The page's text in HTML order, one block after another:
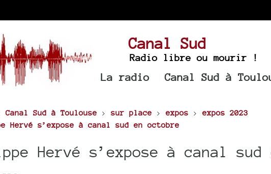
Canal Sud
Radio libre ou mourir !
La radio Canal Sud à
Canal Sud à Toulouse > sur place > expos > expos 2023
Hervé s’expose à canal sud en octobre
Hervé s’expose à canal sud